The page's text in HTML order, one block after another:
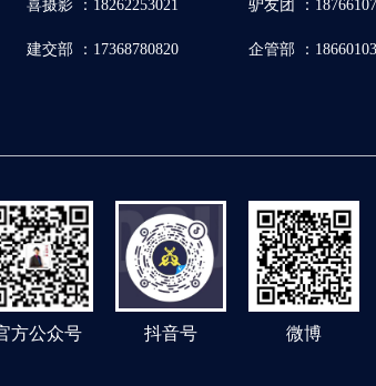
喜摄影 ：18262253021 驴友团 ：
建交部 ：17368780820 企管部 ：
方公众号 抖音号 微博